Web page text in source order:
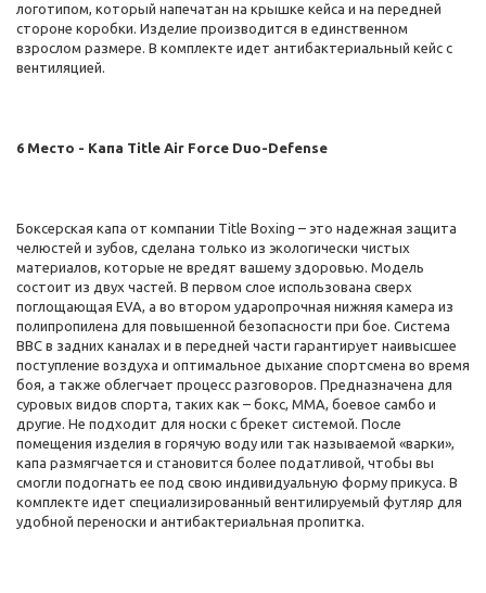
логотипом, который напечатан на крышке кейса и на передней
стороне коробки. Изделие производится в единственном
взрослом размере. В комплекте идет антибактериальный кейс с
вентиляцией.
6 Место - Капа Title Air Force Duo-Defense
Боксерская капа от компании Title Boxing – это надежная защита
челюстей и зубов, сделана только из экологически чистых
материалов, которые не вредят вашему здоровью. Модель
состоит из двух частей. В первом слое использована сверх
поглощающая EVA, а во втором ударопрочная нижняя камера из
полипропилена для повышенной безопасности при бое. Система
BBC в задних каналах и в передней части гарантирует наивысшее
поступление воздуха и оптимальное дыхание спортсмена во время
боя, а также облегчает процесс разговоров. Предназначена для
суровых видов спорта, таких как – бокс, ММА, боевое самбо и
другие. Не подходит для носки с брекет системой. После
помещения изделия в горячую воду или так называемой «варки»,
капа размягчается и становится более податливой, чтобы вы
смогли подогнать ее под свою индивидуальную форму прикуса. В
комплекте идет специализированный вентилируемый футляр для
удобной переноски и антибактериальная пропитка.